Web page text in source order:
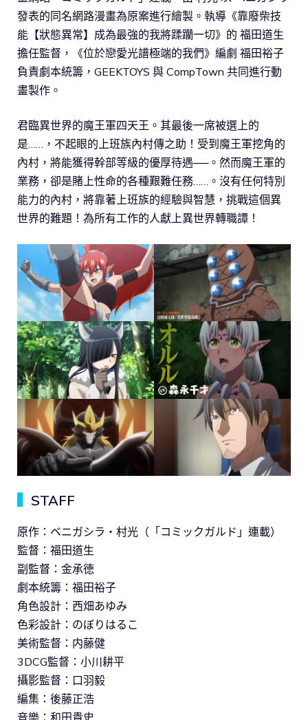
發表的同名網路漫畫為原案進行繪製。執導《靠廢柴技
能【狀態異常】成為最強的我將蹂躪一切》的 福田道生
擔任監督，《位於戀愛光譜極端的我們》編劇 福田裕子
負責劇本統籌，GEEKTOYS 與 CompTown 共同進行動
畫製作。
君臨異世界的魔王軍四天王。其最後一席被選上的
是……，不起眼的上班族內村傳之助！受到魔王軍挖角的
內村，將能獲得幹部等級的優厚待遇──。然而魔王軍的
業務，卻是賭上性命的各種艱難任務……。沒有任何特別
能力的內村，將靠著上班族的經驗與智慧，挑戰這個異
世界的難題！為所有工作的人獻上異世界轉職譚！
STAFF
原作：ベニガシラ・村光（「コミックガルド」連載）
監督：福田道生
副監督：金承徳
劇本統籌：福田裕子
角色設計：西畑あゆみ
色彩設計：のぼりはるこ
美術監督：内藤健
3DCG監督：小川耕平
攝影監督：口羽毅
編集：後藤正浩
音樂：和田貴史